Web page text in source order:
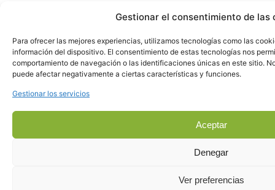
Gestionar el consentimiento de las
Para ofrecer las mejores experiencias, utilizamos tecnologías como las
información del dispositivo. El consentimiento de estas tecnologías nos
comportamiento de navegación o las identificaciones únicas en este sitio.
puede afectar negativamente a ciertas características y funciones.
Gestionar los servicios
Aceptar
Denegar
Ver preferencias